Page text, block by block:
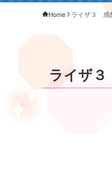
Home ライザ３ 感
ライザ